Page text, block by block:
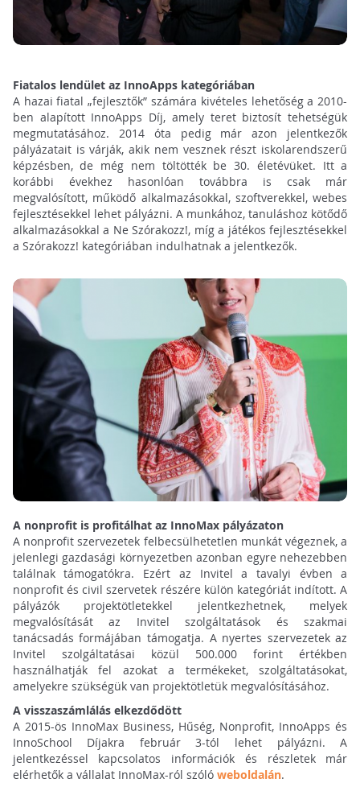
Fiatalos lendület az InnoApps kategóriában
A hazai fiatal „fejlesztők” számára kivételes lehetőség a 2010-
ben alapított InnoApps Díj, amely teret biztosít tehetségük
megmutatásához. 2014 óta pedig már azon jelentkezők
pályázatait is várják, akik nem vesznek részt iskolarendszerű
képzésben, de még nem töltötték be 30. életévüket. Itt a
korábbi évekhez hasonlóan továbbra is csak már
megvalósított, működő alkalmazásokkal, szoftverekkel, webes
fejlesztésekkel lehet pályázni. A munkához, tanuláshoz kötődő
alkalmazásokkal a Ne Szórakozz!, míg a játékos fejlesztésekkel
a Szórakozz! kategóriában indulhatnak a jelentkezők.
A nonprofit is profitálhat az InnoMax pályázaton
A nonprofit szervezetek felbecsülhetetlen munkát végeznek, a
jelenlegi gazdasági környezetben azonban egyre nehezebben
találnak támogatókra. Ezért az Invitel a tavalyi évben a
nonprofit és civil szervetek részére külön kategóriát indított. A
pályázók projektötletekkel jelentkezhetnek, melyek
megvalósítását az Invitel szolgáltatások és szakmai
tanácsadás formájában támogatja. A nyertes szervezetek az
Invitel szolgáltatásai közül 500.000 forint értékben
használhatják fel azokat a termékeket, szolgáltatásokat,
amelyekre szükségük van projektötletük megvalósításához.
A visszaszámlálás elkezdődött
A 2015-ös InnoMax Business, Hűség, Nonprofit, InnoApps és
InnoSchool Díjakra február 3-tól lehet pályázni. A
jelentkezéssel kapcsolatos információk és részletek már
elérhetők a vállalat InnoMax-ról szóló weboldalán.